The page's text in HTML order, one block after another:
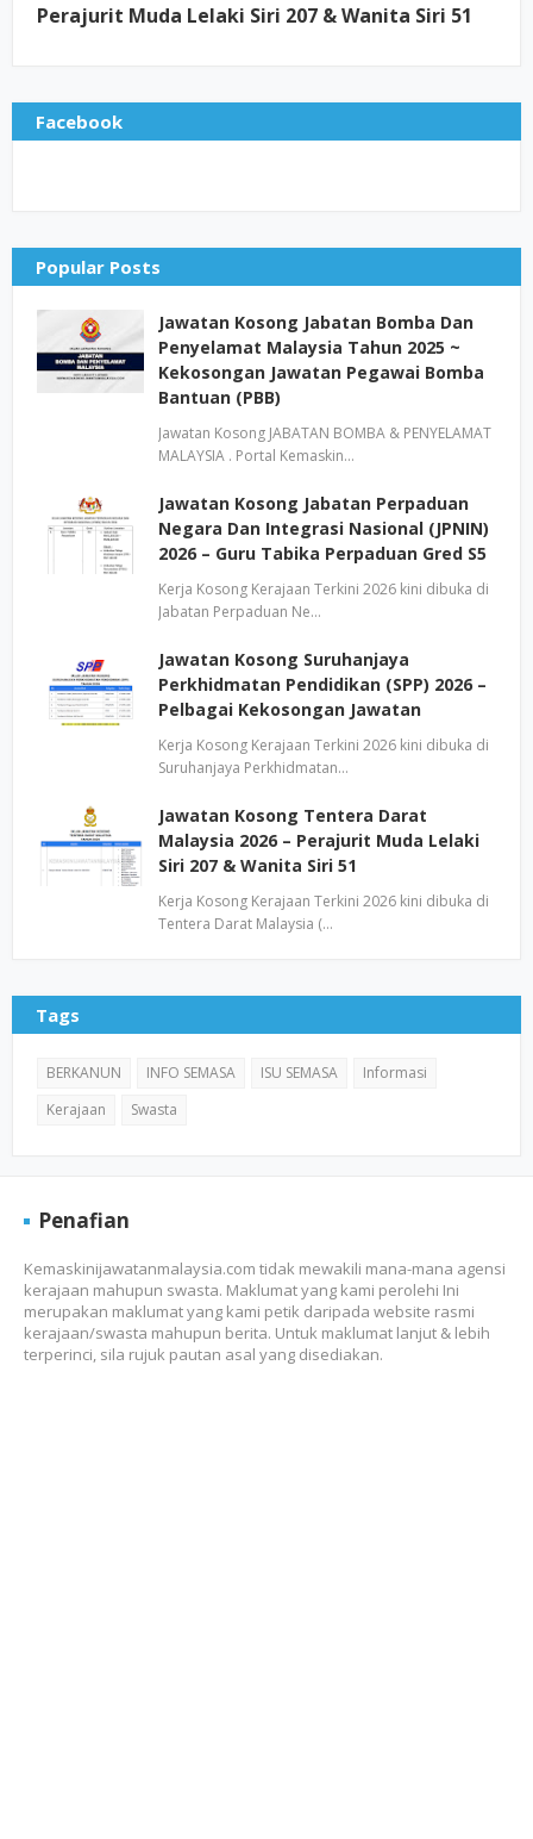
Perajurit Muda Lelaki Siri 207 & Wanita Siri 51
Facebook
Popular Posts
Jawatan Kosong Jabatan Bomba Dan
Penyelamat Malaysia Tahun 2025 ~
Kekosongan Jawatan Pegawai Bomba
Bantuan (PBB)
Jawatan Kosong JABATAN BOMBA & PENYELAMAT
MALAYSIA . Portal Kemaskin…
Jawatan Kosong Jabatan Perpaduan
Negara Dan Integrasi Nasional (JPNIN)
2026 – Guru Tabika Perpaduan Gred S5
Kerja Kosong Kerajaan Terkini 2026 kini dibuka di
Jabatan Perpaduan Ne…
Jawatan Kosong Suruhanjaya
Perkhidmatan Pendidikan (SPP) 2026 –
Pelbagai Kekosongan Jawatan
Kerja Kosong Kerajaan Terkini 2026 kini dibuka di
Suruhanjaya Perkhidmatan…
Jawatan Kosong Tentera Darat
Malaysia 2026 – Perajurit Muda Lelaki
Siri 207 & Wanita Siri 51
Kerja Kosong Kerajaan Terkini 2026 kini dibuka di
Tentera Darat Malaysia (…
Tags
BERKANUN INFO SEMASA ISU SEMASA
Informasi
Kerajaan
Swasta
Penafian
Kemaskinijawatanmalaysia.com tidak mewakili mana-mana agensi
kerajaan mahupun swasta. Maklumat yang kami perolehi Ini
merupakan maklumat yang kami petik daripada website rasmi
kerajaan/swasta mahupun berita. Untuk maklumat lanjut & lebih
terperinci, sila rujuk pautan asal yang disediakan.